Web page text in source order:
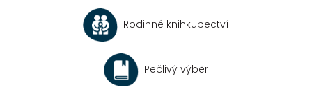
r
v
v
Rodinné knihkupectví
Pečlivý výběr